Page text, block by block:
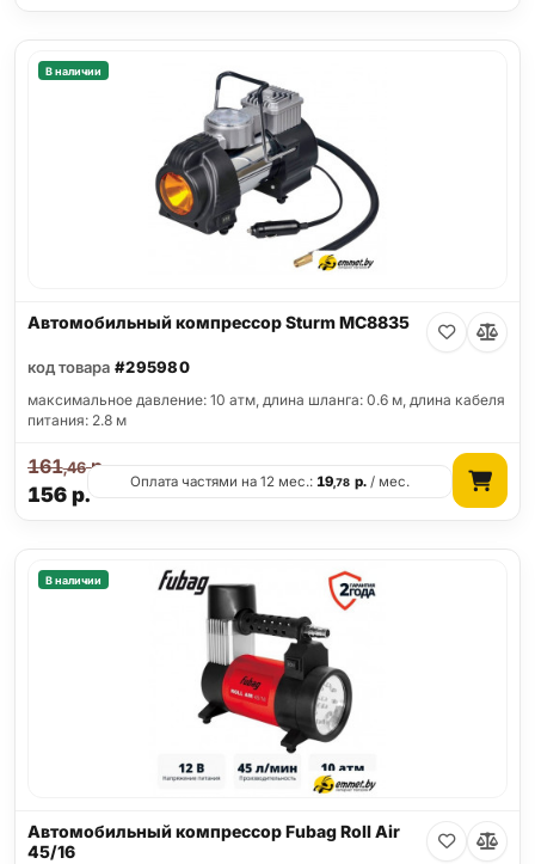
В наличии
Автомобильный компрессор Sturm MC8835
код товара #295980
максимальное давление: 10 атм, длина шланга: 0.6 м, длина кабеля
питания: 2.8 м
156р.
161,46р.
Оплата частями на 12 мес.:19,78 р./ мес.
В наличии
Автомобильный компрессор Fubag Roll Air
45/16